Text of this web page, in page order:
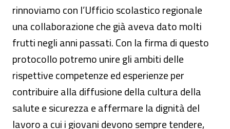
rinnoviamo con l’Ufficio scolastico regionale
una collaborazione che già aveva dato molti
frutti negli anni passati. Con la firma di questo
protocollo potremo unire gli ambiti delle
rispettive competenze ed esperienze per
contribuire alla diffusione della cultura della
salute e sicurezza e affermare la dignità del
lavoro a cui i giovani devono sempre tendere,